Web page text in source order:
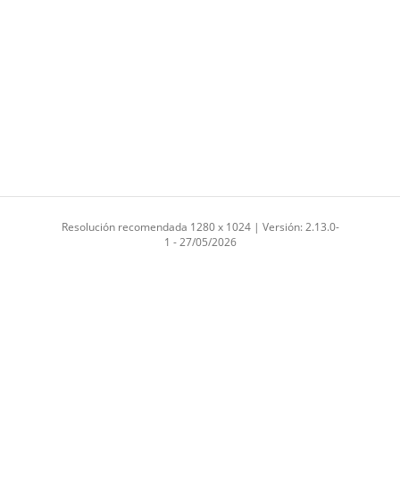
Resolución recomendada 1280 x 1024 | Versión: 2.13.0-
1 - 27/05/2026